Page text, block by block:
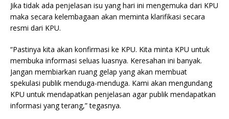
Jika tidak ada penjelasan isu yang hari ini mengemuka dari KPU
maka secara kelembagaan akan meminta klarifikasi secara
resmi dari KPU.
“Pastinya kita akan konfirmasi ke KPU. Kita minta KPU untuk
membuka informasi seluas luasnya. Keresahan ini banyak.
Jangan membiarkan ruang gelap yang akan membuat
spekulasi publik menduga-menduga. Kami akan mengundang
KPU untuk mendapatkan penjelasan agar publik mendapatkan
informasi yang terang,” tegasnya.